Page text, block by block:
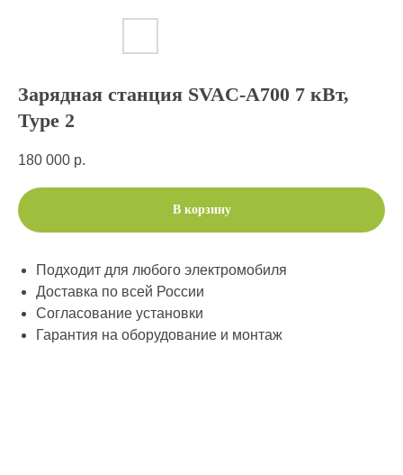
Зарядная станция SVAC-A700 7 кВт,
Type 2
180 000 р.
В корзину
Подходит для любого электромобиля
Доставка по всей России
Согласование установки
Гарантия на оборудование и монтаж